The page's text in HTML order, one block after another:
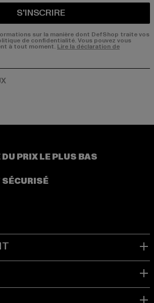
S'INSCRIRE
sur la manière dont DefShop traite vos
de confidentialité. Vous pouvez vous
à tout moment.Lire la déclaration de
page:
Facebook page:
our YouTube channel:
PRIX LE PLUS BAS